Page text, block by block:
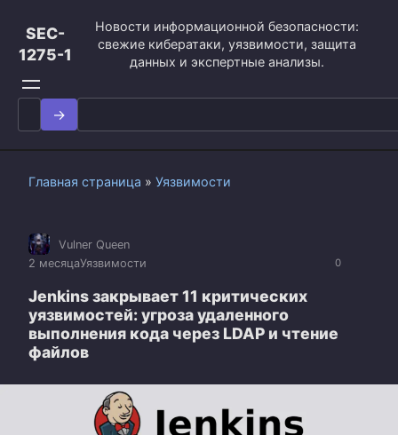
контенту
SEC-
1275-1
Новости информационной безопасности:
свежие кибератаки, уязвимости, защита
данных и экспертные анализы.
Search
for:
Главная страница » Уязвимости
0
Vulner Queen
2 месяцаУязвимости
Jenkins закрывает 11 критических
уязвимостей: угроза удаленного
выполнения кода через LDAP и чтение
файлов